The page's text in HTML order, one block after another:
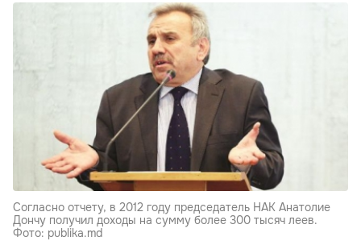
Согласно отчету, в 2012 году председатель НАК Анатолие
Дончу получил доходы на сумму более 300 тысяч леев.
Фото: publika.md